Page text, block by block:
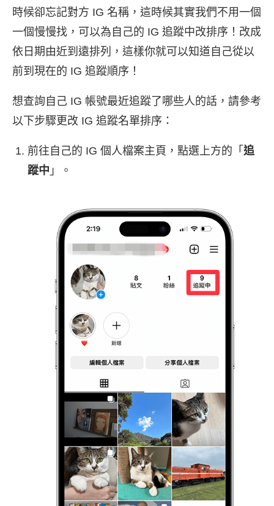
時候卻忘記對方 IG 名稱，這時候其實我們不用一個
一個慢慢找，可以為自己的 IG 追蹤中改排序！改成
依日期由近到遠排列，這樣你就可以知道自己從以
前到現在的 IG 追蹤順序！
想查詢自己 IG 帳號最近追蹤了哪些人的話，請參考
以下步驟更改 IG 追蹤名單排序：
前往自己的 IG 個人檔案主頁，點選上方的「 追
蹤中 」。